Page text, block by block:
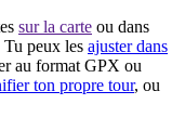
sur la carte ou dans
peux les ajuster dans
au format GPX ou
ton propre tour, ou